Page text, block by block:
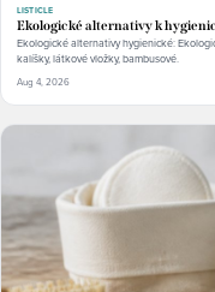
LISTICLE
Ekologické alternativy k
Ekologické alternativy hygienické:
kalíšky, látkové vložky, bambusové.
Aug 4, 2026